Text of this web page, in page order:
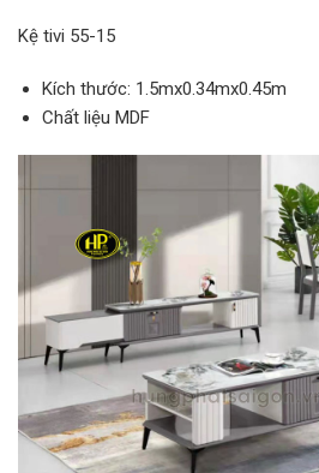
Kệ tivi 55-15
Kích thước: 1.5mx0.34mx0.45m
Chất liệu MDF